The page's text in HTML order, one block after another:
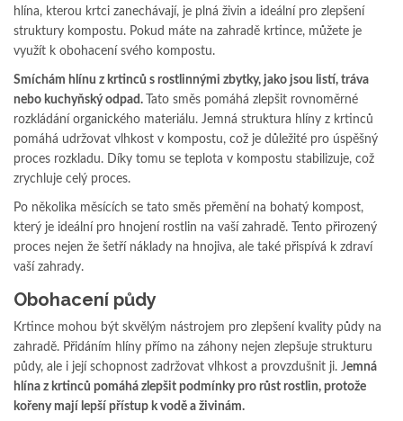
hlína, kterou krtci zanechávají, je plná živin a ideální pro zlepšení
struktury kompostu. Pokud máte na zahradě krtince, můžete je
využít k obohacení svého kompostu.
Smíchám hlínu z krtinců s rostlinnými zbytky, jako jsou listí, tráva
nebo kuchyňský odpad.
Tato směs pomáhá zlepšit rovnoměrné
rozkládání organického materiálu. Jemná struktura hlíny z krtinců
pomáhá udržovat vlhkost v kompostu, což je důležité pro úspěšný
proces rozkladu. Díky tomu se teplota v kompostu stabilizuje, což
zrychluje celý proces.
Po několika měsících se tato směs přemění na bohatý kompost,
který je ideální pro hnojení rostlin na vaší zahradě. Tento přirozený
proces nejen že šetří náklady na hnojiva, ale také přispívá k zdraví
vaší zahrady.
Obohacení půdy
Krtince mohou být skvělým nástrojem pro zlepšení kvality půdy na
zahradě. Přidáním hlíny přímo na záhony nejen zlepšuje strukturu
půdy, ale i její schopnost zadržovat vlhkost a provzdušnit ji. Jemná
hlína z krtinců pomáhá zlepšit podmínky pro růst rostlin, protože
kořeny mají lepší přístup k vodě a živinám.